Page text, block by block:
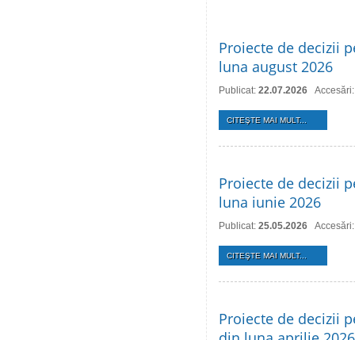
Proiecte de decizii
luna august 2026
Publicat: 22.07.2026
CITEŞTE MAI MULT...
Proiecte de decizii
luna iunie 2026
Publicat: 25.05.2026
CITEŞTE MAI MULT...
Proiecte de decizii